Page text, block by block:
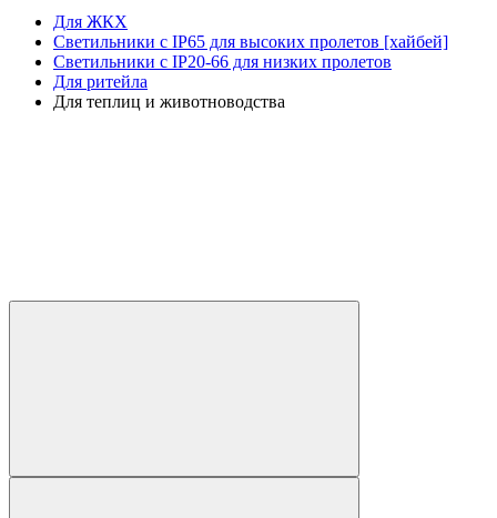
Для ЖКХ
Светильники с IP65 для высоких пролетов [хайбей]
Светильники с IP20-66 для низких пролетов
Для ритейла
Для теплиц и животноводства